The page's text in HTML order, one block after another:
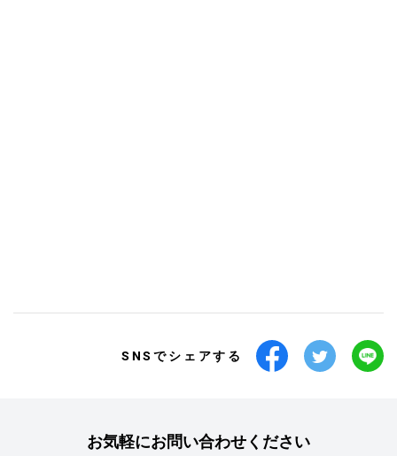
SNSでシェアする
お気軽にお問い合わせください